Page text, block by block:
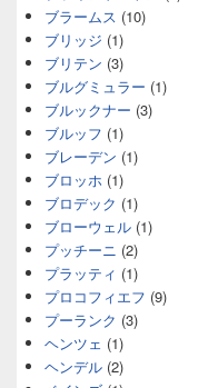
ブラームス (10)
ブリッジ (1)
ブリテン (3)
ブルグミュラー (1)
ブルックナー (3)
ブルッフ (1)
ブレーデン (1)
ブロッホ (1)
ブロデック (1)
ブローウェル (1)
プッチーニ (2)
プラッティ (1)
プロコフィエフ (9)
プーランク (3)
ヘンツェ (1)
ヘンデル (2)